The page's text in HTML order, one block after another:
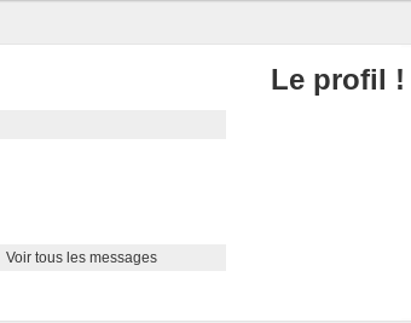
Le profil !
Voir tous les messages